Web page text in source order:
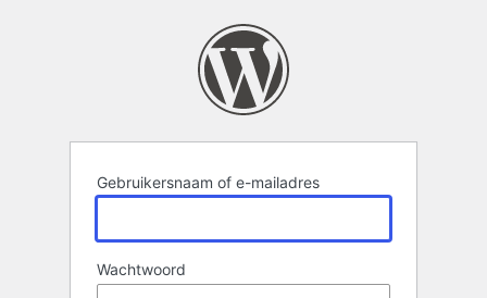
Gebruikersnaam of e-mailadres
Wachtwoord